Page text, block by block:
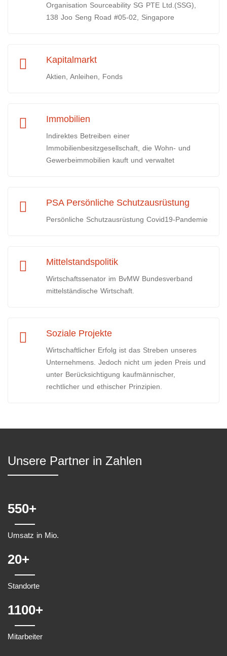
Organisation Sourceability SG PTE Ltd.(SSG),
138 Joo Seng Road #05-02, Singapore
Kapitalmarkt
Aktien, Anleihen, Fonds
Immobilien
Indirektes Betreiben einer
Immobilienbesitzgesellschaft, die Wohn- und
Gewerbeimmobilien kauft und verwaltet
PSA Persönliche Schutzausrüstung
Persönliche Schutzausrüstung Covid19-Pandemie
Mittelstandspolitik
Wirtschaftssenator im BvMW Bundesverband
mittelständische Wirtschaft.
Soziale Projekte
Wirtschaftlicher Erfolg ist das Streben unseres
Unternehmens. Jedoch nicht um jeden Preis und
unter Berücksichtigung kaufmännischer,
rechtlicher und ethischer Prinzipien.
Unsere Partner in Zahlen
550
Umsatz in Mio.
20
Standorte
1100
Mitarbeiter